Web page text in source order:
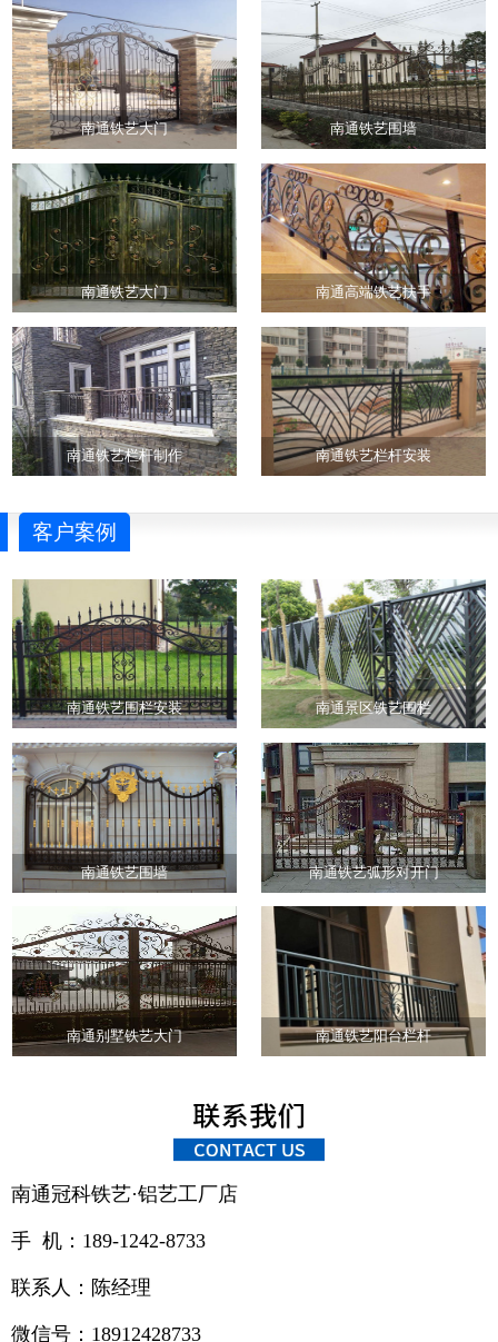
南通铁艺大门 南通铁艺围墙
南通铁艺大门 南通高端铁艺扶手
南通铁艺栏杆制作 南通铁艺栏杆安装
客户案例
南通铁艺围栏安装 南通景区铁艺围栏
南通铁艺围墙 南通铁艺弧形对开门
南通别墅铁艺大门 南通铁艺阳台栏杆
南通冠科铁艺·铝艺工厂店
手 机：189-1242-8733
联系人：陈经理
微信号：18912428733